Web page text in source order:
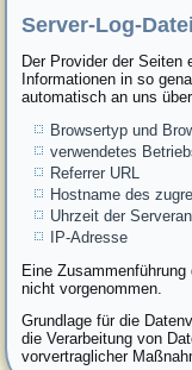
Server-Log-
Der Provider der Seiten
Informationen in so
automatisch an uns
Browsertyp und
verwendetes
Referrer URL
Hostname des
Uhrzeit der
IP-Adresse
Eine
nicht vorgenommen.
Grundlage für die
die Verarbeitung von
vorvertraglicher